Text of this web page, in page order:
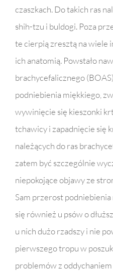
czaszkach. Do takich ras
shih-tzu i buldogi. Poza
te cierpią zresztą na wiele
ich anatomią. Powstało
brachycefalicznego
podniebienia miękkiego,
wywinięcie się kieszonki
tchawicy i zapadnięcie się
należących do ras
zatem być szczególnie
niepokojące objawy ze
Sam przerost
się również u psów o
u nich dużo rzadszy i nie
pierwszego tropu w
problemów z